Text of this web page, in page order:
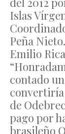
Islas
Peña Nieto.
Emilio
contado
de
pago por
brasileño